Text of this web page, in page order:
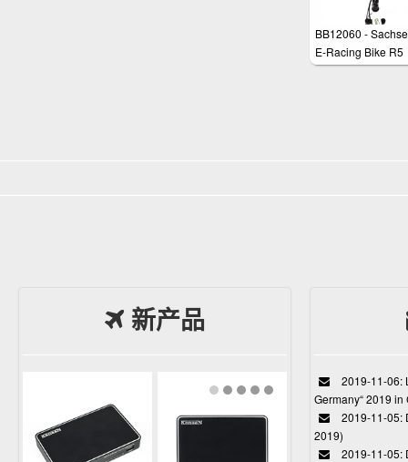
BB12060 -
E-Racing Bike R5
新产品
2019-11-06:
Germany“ 2019
2019-11-05:
2019)
2019-11-05: